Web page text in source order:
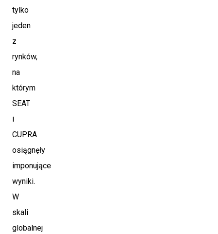
tylko
jeden
z
rynków,
na
którym
SEAT
i
CUPRA
osiągnęły
imponujące
wyniki.
W
skali
globalnej